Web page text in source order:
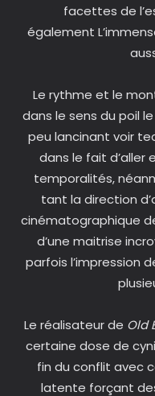
facettes de
également
Le rythme et le
dans le sens du poil
peu lancinant voir
dans le fait d’aller
temporalités,
tant la direction
cinématographique
d’une maitrise
parfois l’impression
Le réalisateur de Old
certaine dose de
fin du conflit avec
latente forçant